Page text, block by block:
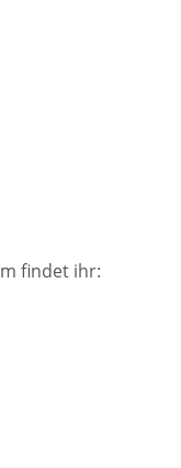
findet ihr: